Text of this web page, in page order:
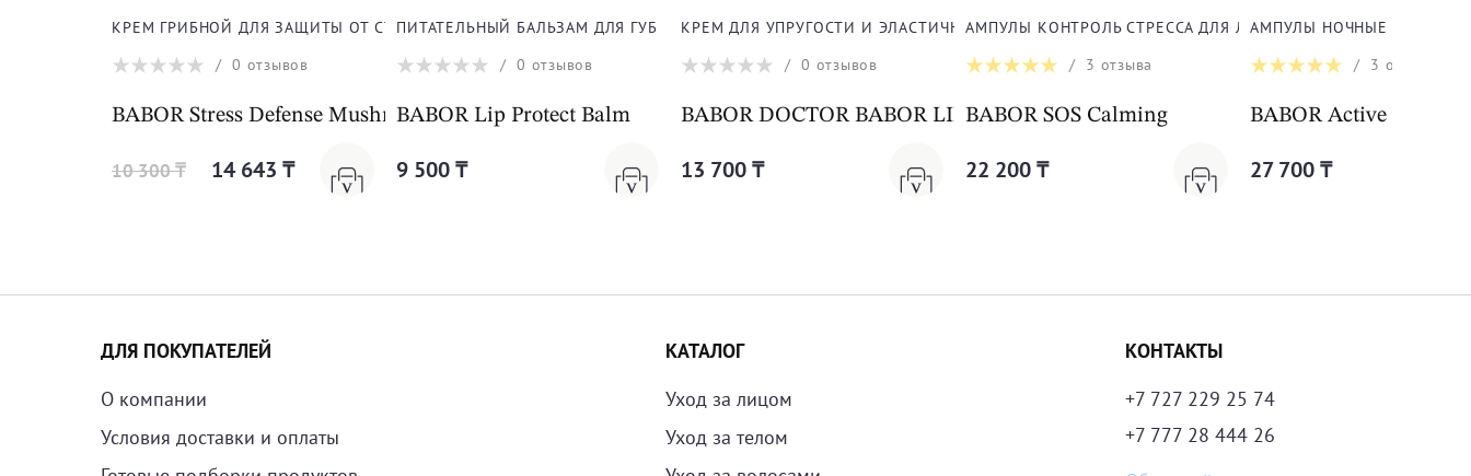
КРЕМ ГРИБНОЙ ДЛЯ ЗАЩИТЫ ОТ СТРЕССА ДЛЯ ЛИЦА
/0 отзывов
BABOR Stress Defense Mushroom Cream Cleanformance
10 300 ₸ 14 643 ₸
ПИТАТЕЛЬНЫЙ БАЛЬЗАМ ДЛЯ ГУБ
/0 отзывов
BABOR Lip Protect Balm
9 500 ₸
КРЕМ ДЛЯ УПРУГОСТИ И ЭЛАСТИЧНОСТИ КОЖИ ДЛЯ ЛИЦА
/0 отзывов
BABOR DOCTOR BABOR LIFTING Collagen-Peptide Booster Cream
13 700 ₸
АМПУЛЫ КОНТРОЛЬ СТРЕССА ДЛЯ ЛИЦА, ШЕИ И ДЕКОЛЬТЕ
/ 3 отзыва
BABOR SOS Calming
22 200 ₸
АМПУЛЫ НОЧНЫЕ ДЛЯ
/ 3 отзыва
BABOR Active Night
27 700 ₸
ДЛЯ ПОКУПАТЕЛЕЙ
О компании
Условия доставки и оплаты
КАТАЛОГ
Уход за лицом
Уход за телом
КОНТАКТЫ
+7 727 229 25 74
+7 777 28 444 26